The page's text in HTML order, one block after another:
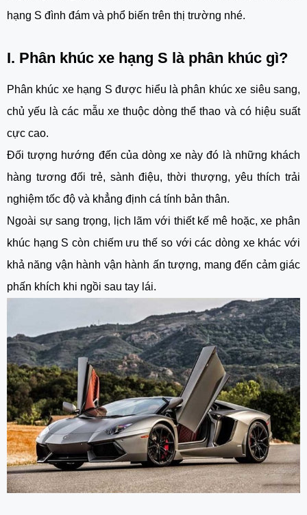
hạng S đình đám và phổ biến trên thị trường nhé.
I. Phân khúc xe hạng S là phân khúc gì?
Phân khúc xe hạng S được hiểu là phân khúc xe siêu sang,
chủ yếu là các mẫu xe thuộc dòng thể thao và có hiệu suất
cực cao.
Đối tượng hướng đến của dòng xe này đó là những khách
hàng tương đối trẻ, sành điệu, thời thượng, yêu thích trải
nghiệm tốc độ và khẳng định cá tính bản thân.
Ngoài sự sang trọng, lịch lãm với thiết kế mê hoặc, xe phân
khúc hạng S còn chiếm ưu thế so với các dòng xe khác với
khả năng vận hành vận hành ấn tượng, mang đến cảm giác
phấn khích khi ngồi sau tay lái.